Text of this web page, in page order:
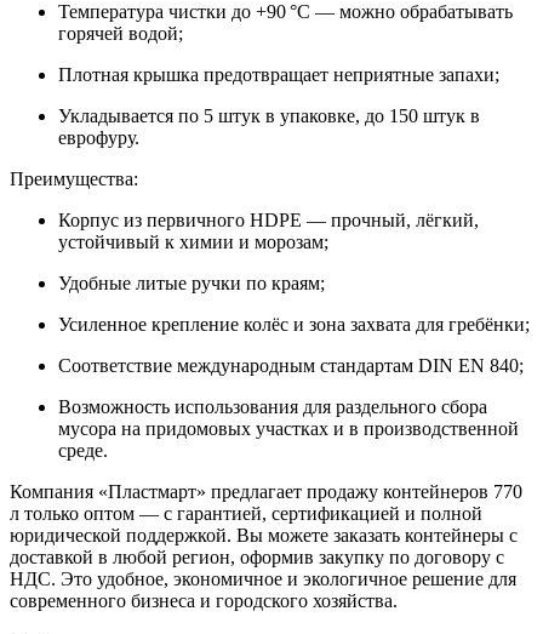
Температура чистки до +90 °C — можно обрабатывать
горячей водой;
Плотная крышка предотвращает неприятные запахи;
Укладывается по 5 штук в упаковке, до 150 штук в
еврофуру.
Преимущества:
Корпус из первичного HDPE — прочный, лёгкий,
устойчивый к химии и морозам;
Удобные литые ручки по краям;
Усиленное крепление колёс и зона захвата для гребёнки;
Соответствие международным стандартам DIN EN 840;
Возможность использования для раздельного сбора
мусора на придомовых участках и в производственной
среде.
Компания «Пластмарт» предлагает продажу контейнеров 770
л только оптом — с гарантией, сертификацией и полной
юридической поддержкой. Вы можете заказать контейнеры с
доставкой в любой регион, оформив закупку по договору с
НДС. Это удобное, экономичное и экологичное решение для
современного бизнеса и городского хозяйства.